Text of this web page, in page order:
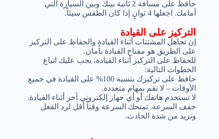
التركيز على القيادة
إن تجاهل المشتتات أثناء القيادة والحفاظ على التركيز
على الطريق هو مفتاح القيادة بأمان.
للحفاظ على التركيز أثناء القيادة، يجب عليك اتباع
الخطوات التالية:
حافظ على تركيزك بنسبة 100% على القيادة في جميع
الأوقات – لا تقم بمهام متعددة.
لا تستخدم هاتفك أو أي جهاز إلكتروني آخر أثناء القيادة.
خفف السرعة. تمنحك السرعة وقتاً أقل لرد الفعل
وتزيد من شدة الحادث.
حافظ على مسافة 2 ثانية بينك وبين السيارة التي
أمامك. اجعلها 4 ثوانٍ إذا كان الطقس سيئاً.